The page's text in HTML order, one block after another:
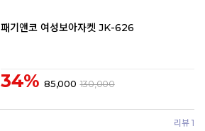
패기앤코 여성보아자켓 JK-626
34% 85,000 130,000
리뷰 1